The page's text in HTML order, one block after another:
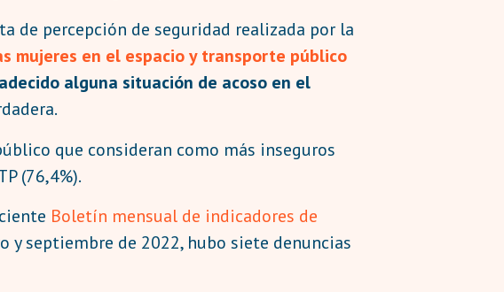
de percepción de seguridad realizada por la
mujeres en el espacio y transporte público
alguna situación de acoso en el
que consideran como más inseguros
(76,4%).
Boletín mensual de indicadores de
septiembre de 2022, hubo siete denuncias